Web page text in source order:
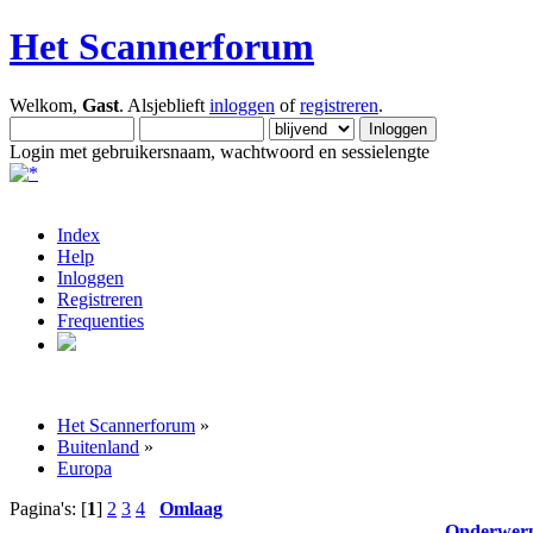
Het Scannerforum
Welkom, Gast. Alsjeblieft inloggen ofregistreren.
Login met gebruikersnaam, wachtwoord en sessielengte
Index
Help
Inloggen
Registreren
Frequenties
Het Scannerforum »
Buitenland »
Europa
Pagina's: [1] 2 3 4
Omlaag